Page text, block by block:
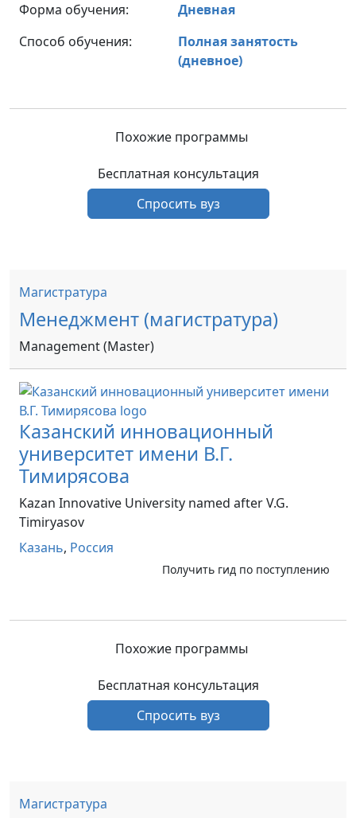
Форма обучения:
Дневная
Способ обучения:
Полная занятость
(дневное)
Похожие программы
Бесплатная консультация
Спросить вуз
Магистратура
Менеджмент (магистратура)
Management (Master)
Казанский инновационный
университет имени В.Г.
Тимирясова
Kazan Innovative University named after V.G.
Timiryasov
Казань, Россия
Получить гид по поступлению
Похожие программы
Бесплатная консультация
Спросить вуз
Магистратура